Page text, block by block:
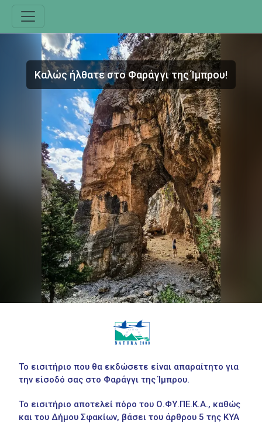
Καλώς ήλθατε στο Φαράγγι της Ίμπρου!
Το εισιτήριο που θα εκδώσετε είναι απαραίτητο για
την είσοδό σας στο Φαράγγι της Ίμπρου.
Το εισιτήριο αποτελεί πόρο του Ο.ΦΥ.ΠΕ.Κ.Α., καθώς
και του Δήμου Σφακίων, βάσει του άρθρου 5 της ΚΥΑ